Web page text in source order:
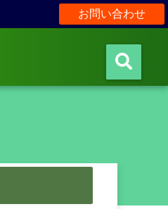
お問い合わせ